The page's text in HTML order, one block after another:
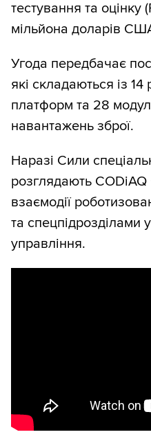
тестування та оцінку
мільйона доларів
Угода передбачає
які складаються із
платформ та 28
навантажень зброї.
Наразі Сили
розглядають
взаємодії
та спецпідрозділами
управління.